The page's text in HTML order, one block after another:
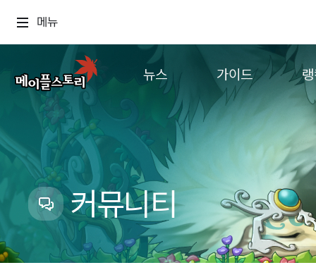
메뉴
뉴스
업데이트
이벤트
캐시샵 공지
메이플 알림판
with maple
가이드
추가정보
컨텐
커뮤니티